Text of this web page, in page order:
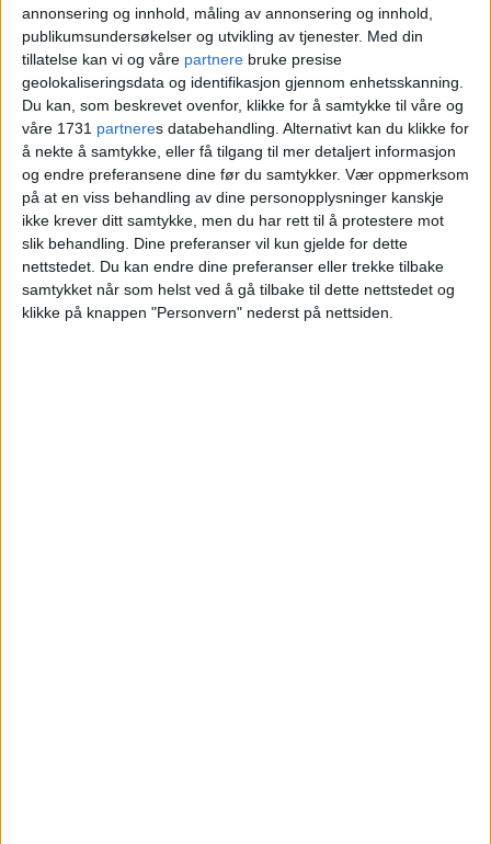
annonsering og innhold, måling av annonsering og innhold,
publikumsundersøkelser og utvikling av tjenester. Med din
tillatelse kan vi og våre partnere bruke presise
geolokaliseringsdata og identifikasjon gjennom enhetsskanning.
Du kan, som beskrevet ovenfor, klikke for å samtykke til våre og
våre 1731 partneres databehandling. Alternativt kan du klikke for
å nekte å samtykke, eller få tilgang til mer detaljert informasjon
og endre preferansene dine før du samtykker. Vær oppmerksom
på at en viss behandling av dine personopplysninger kanskje
ikke krever ditt samtykke, men du har rett til å protestere mot
slik behandling. Dine preferanser vil kun gjelde for dette
nettstedet. Du kan endre dine preferanser eller trekke tilbake
samtykket når som helst ved å gå tilbake til dette nettstedet og
klikke på knappen "Personvern" nederst på nettsiden.
– Brutalt drap
Politiet fikk den aller første henvendelsen
fra beboere i området som hørte skudd
rundt klokken 22 skjærtorsdag kveld.
– Vi reiste til stedet, og etter noe tid fant
mann en død person i skogen. Det var
ganske åpenbart at han var død og drept,